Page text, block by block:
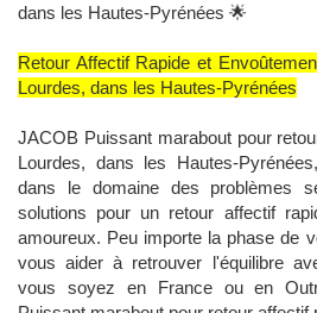
dans les Hautes-Pyrénées 🌟
Retour Affectif Rapide et
Lourdes, dans les Hautes-Pyrénées
JACOB Puissant marabout pour
Lourdes, dans les Hautes-
dans le domaine des problèmes
solutions pour un retour affectif
amoureux. Peu importe la phase de
vous aider à retrouver l'équilibre
vous soyez en France ou en